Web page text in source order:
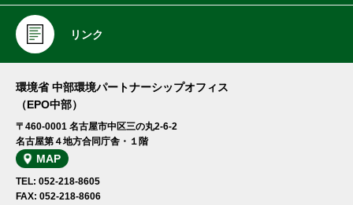
リンク
環境省 中部環境パートナーシップオフィス
（EPO中部）
〒460-0001 名古屋市中区三の丸2-6-2
名古屋第４地方合同庁舎・１階
MAP
TEL: 052-218-8605
FAX: 052-218-8606